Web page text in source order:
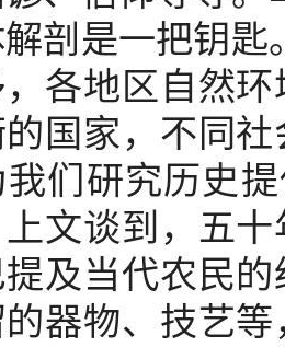
剖是一把钥匙
各地区自然
国家，不同
我们研究历史
文谈到，五
及当代农民
器物、技艺